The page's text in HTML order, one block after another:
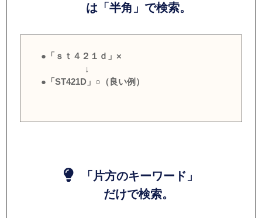
は「半角」で検索。
●「ｓｔ４２１ｄ」×
↓
●「ST421D」○（良い例）
「片方のキーワード」
だけで検索。